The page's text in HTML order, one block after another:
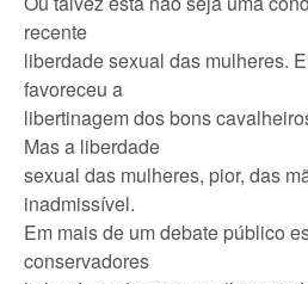
recente
liberdade sexual das mulheres.
favoreceu a
libertinagem dos bons
Mas a liberdade
sexual das mulheres, pior, das
inadmissível.
Em mais de um debate público
conservadores